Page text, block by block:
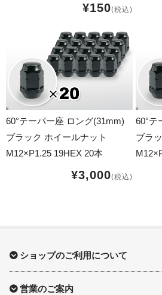
夏タイヤホイール
12インチ：夏タイヤホイール
13インチ：夏タイヤホイール
14インチ：夏タイヤホイール
15インチ：夏タイヤホイール
18インチ：夏タイヤホイール
19インチ：夏タイヤホイール
¥150(税込)
60°テーパー座 ロング(31mm)
ブラック ホイールナット
M12×P1.25 19HEX 20本
¥3,000(税込)
60°テ
ブラ
ショップのご利用について
営業のご案内